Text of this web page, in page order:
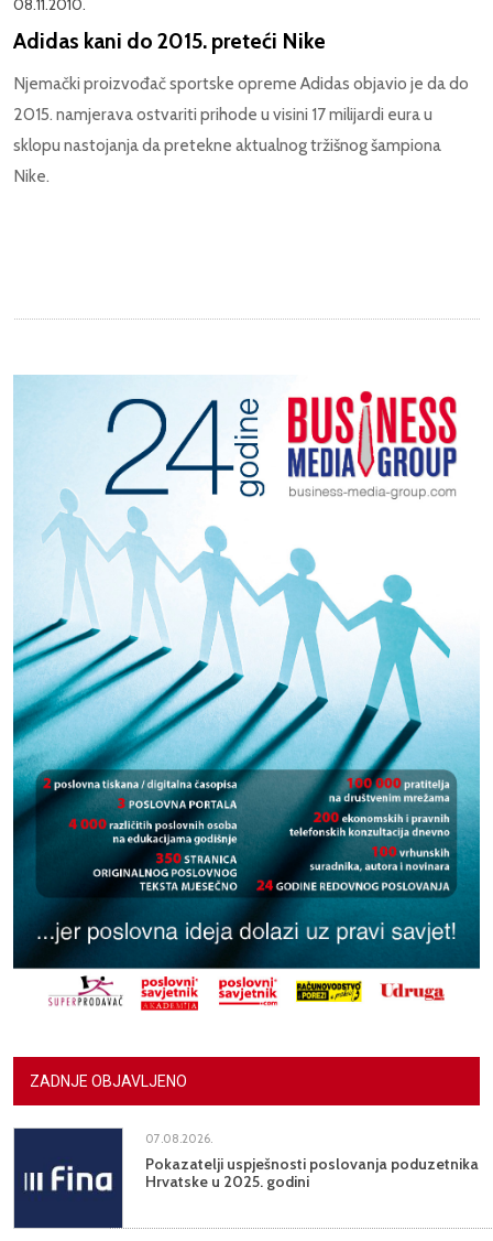
08.11.2010.
Adidas kani do 2015. preteći Nike
Njemački proizvođač sportske opreme Adidas objavio je da do
2015. namjerava ostvariti prihode u visini 17 milijardi eura u
sklopu nastojanja da pretekne aktualnog tržišnog šampiona
Nike.
ZADNJE OBJAVLJENO
07.08.2026.
Pokazatelji uspješnosti poslovanja poduzetnika
Hrvatske u 2025. godini